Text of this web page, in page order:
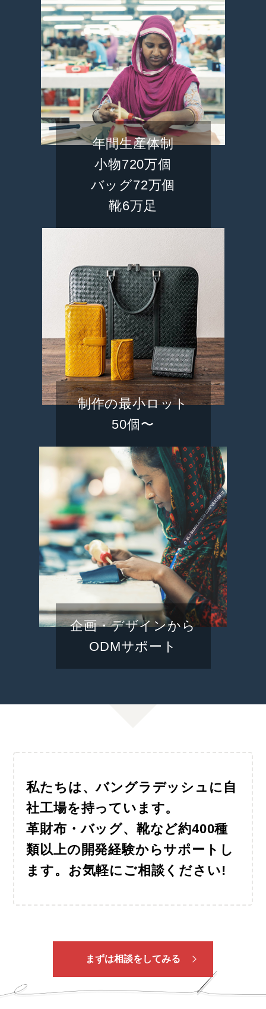
年間生産体制
小物720万個
バッグ72万個
靴6万足
制作の最小ロット
50個〜
企画・デザインから
ODMサポート
私たちは、バングラデッシュに自
社工場を持っています。
革財布・バッグ、靴など約400種
類以上の開発経験からサポートし
ます。お気軽にご相談ください!
まずは相談をしてみる